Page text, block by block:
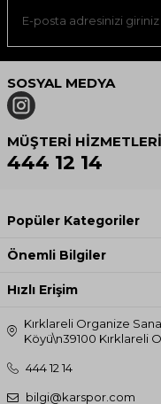
SOSYAL MEDYA
MÜŞTERI HIZMETLERI
444 12 14
Popüler Kategoriler
Önemli Bilgiler
Hızlı Erişim
Kırklareli Organize
Köyü\n39100 Kırklareli
444 12 14
bilgi@karspor.com